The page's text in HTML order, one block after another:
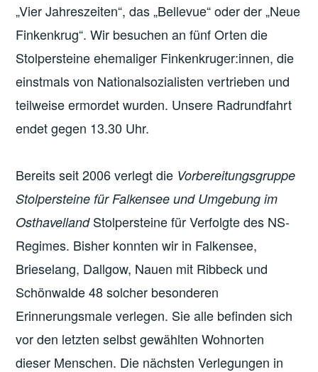
„Vier Jahreszeiten“, das „Bellevue“ oder der „Neue
Finkenkrug“. Wir besuchen an fünf Orten die
Stolpersteine ehemaliger Finkenkruger:innen, die
einstmals von Nationalsozialisten vertrieben und
teilweise ermordet wurden. Unsere Radrundfahrt
endet gegen 13.30 Uhr.
Bereits seit 2006 verlegt die Vorbereitungsgruppe
Stolpersteine für Falkensee und Umgebung im
OsthavellandStolpersteine für Verfolgte des NS-
Regimes. Bisher konnten wir in Falkensee,
Brieselang, Dallgow, Nauen mit Ribbeck und
Schönwalde 48 solcher besonderen
Erinnerungsmale verlegen. Sie alle befinden sich
vor den letzten selbst gewählten Wohnorten
dieser Menschen. Die nächsten Verlegungen in